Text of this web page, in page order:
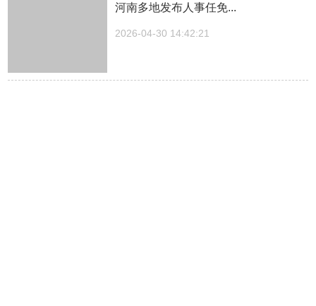
河南多地发布人事任免...
2026-04-30 14:42:21